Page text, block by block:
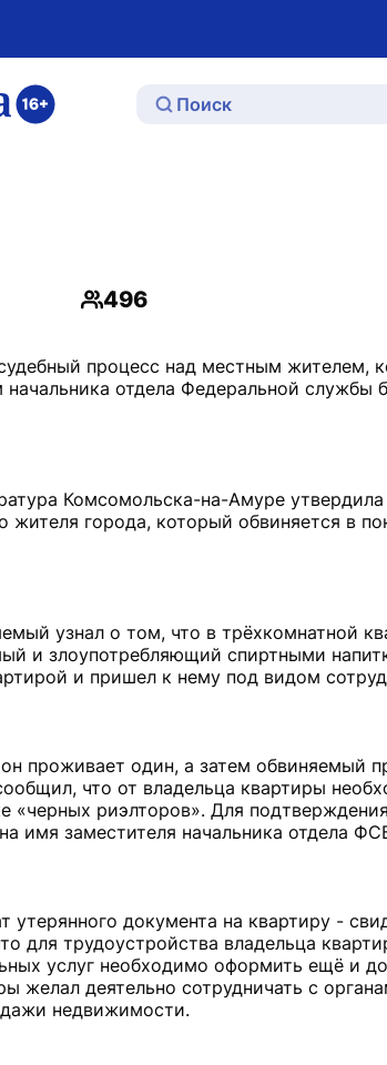
Просмотры
496
процесс над местным жителем,
отдела Федеральной службы
Комсомольска-на-Амуре
жителя города, который обвиняется в
узнал о том, что в трёхкомнатной
и злоупотребляющий спиртными
и пришел к нему под видом
проживает один, а затем обвиняемый
что от владельца квартиры
риэлторов». Для
имя заместителя начальника отдела
документа на квартиру -
для трудоустройства владельца
услуг необходимо оформить ещё и
желал деятельно сотрудничать с
недвижимости.